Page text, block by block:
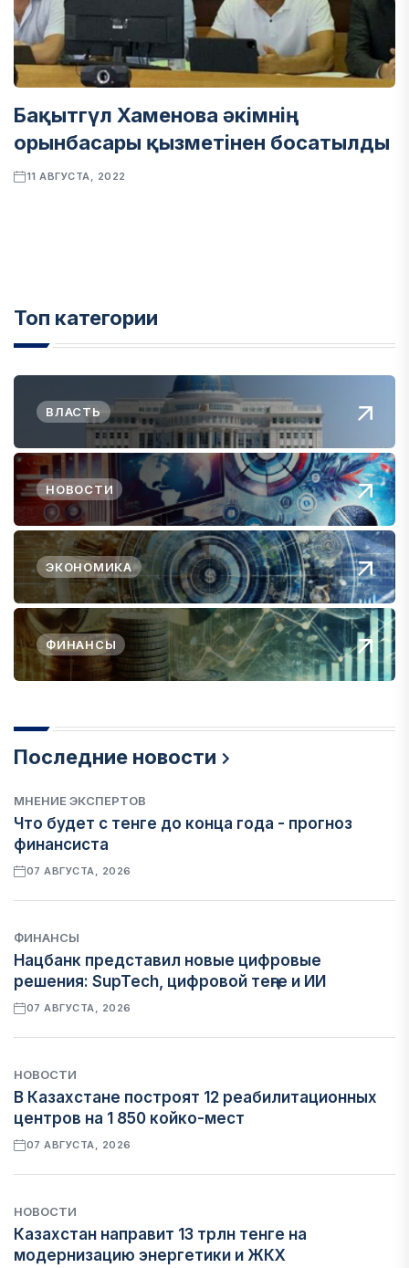
Бақытгүл Хаменова әкімнің
орынбасары қызметінен босатылды
11 АВГУСТА, 2022
Топ категории
ВЛАСТЬ
НОВОСТИ
ЭКОНОМИКА
ФИНАНСЫ
Последние новости
МНЕНИЕ ЭКСПЕРТОВ
Что будет с тенге до конца года - прогноз
финансиста
07 АВГУСТА, 2026
ФИНАНСЫ
Нацбанк представил новые цифровые
решения: SupTech, цифровой теңге и ИИ
07 АВГУСТА, 2026
НОВОСТИ
В Казахстане построят 12 реабилитационных
центров на 1 850 койко-мест
07 АВГУСТА, 2026
НОВОСТИ
Казахстан направит 13 трлн тенге на
модернизацию энергетики и ЖКХ